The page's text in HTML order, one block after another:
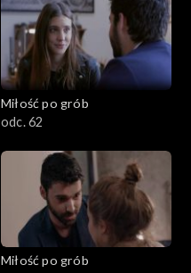
Miłość po grób
odc. 62
Miłość po grób